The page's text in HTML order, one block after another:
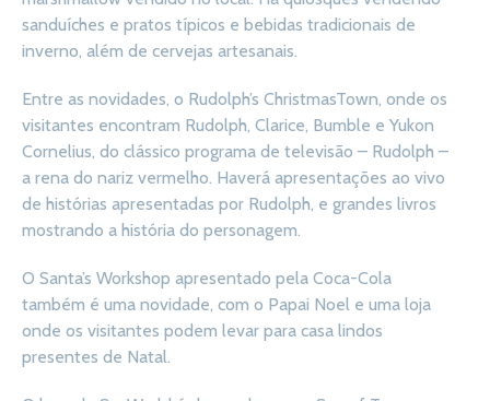
sanduíches e pratos típicos e bebidas tradicionais de
inverno, além de cervejas artesanais.
Entre as novidades, o Rudolph’s ChristmasTown, onde os
visitantes encontram Rudolph, Clarice, Bumble e Yukon
Cornelius, do clássico programa de televisão – Rudolph –
a rena do nariz vermelho. Haverá apresentações ao vivo
de histórias apresentadas por Rudolph, e grandes livros
mostrando a história do personagem.
O Santa’s Workshop apresentado pela Coca-Cola
também é uma novidade, com o Papai Noel e uma loja
onde os visitantes podem levar para casa lindos
presentes de Natal.